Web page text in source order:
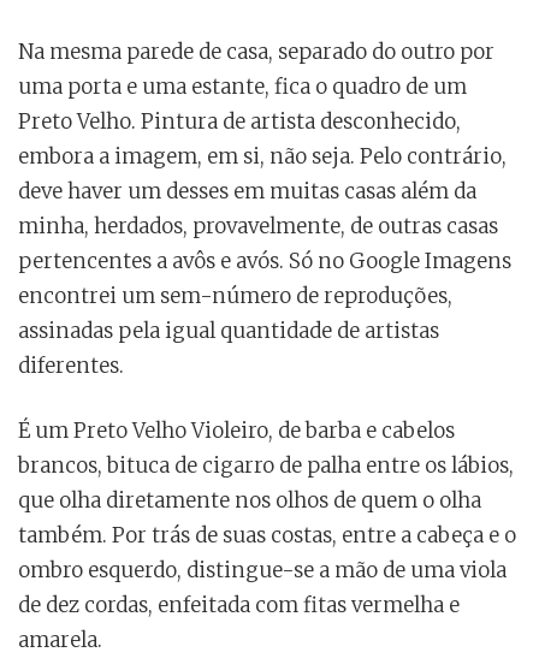
Na mesma parede de casa, separado do outro por
uma porta e uma estante, fica o quadro de um
Preto Velho. Pintura de artista desconhecido,
embora a imagem, em si, não seja. Pelo contrário,
deve haver um desses em muitas casas além da
minha, herdados, provavelmente, de outras casas
pertencentes a avôs e avós. Só no Google Imagens
encontrei um sem-número de reproduções,
assinadas pela igual quantidade de artistas
diferentes.
É um Preto Velho Violeiro, de barba e cabelos
brancos, bituca de cigarro de palha entre os lábios,
que olha diretamente nos olhos de quem o olha
também. Por trás de suas costas, entre a cabeça e o
ombro esquerdo, distingue-se a mão de uma viola
de dez cordas, enfeitada com fitas vermelha e
amarela.